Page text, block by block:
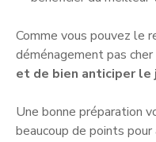
Comme vous pouvez le
déménagement pas
et de bien anticiper
Une bonne préparation
beaucoup de points